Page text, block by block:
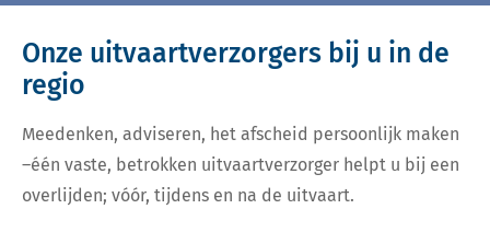
Onze uitvaartverzorgers bij u in de
regio
Meedenken, adviseren, het afscheid persoonlijk maken
–één vaste, betrokken uitvaartverzorger helpt u bij een
overlijden; vóór, tijdens en na de uitvaart.